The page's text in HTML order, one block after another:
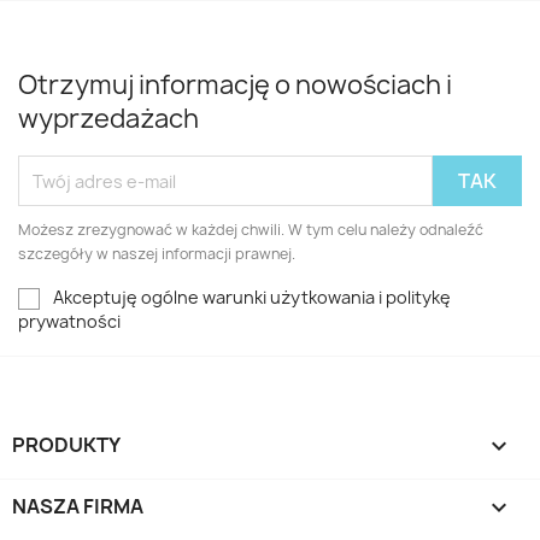
Otrzymuj informację o nowościach i
wyprzedażach
Możesz zrezygnować w każdej chwili. W tym celu należy odnaleźć
szczegóły w naszej informacji prawnej.
Akceptuję ogólne warunki użytkowania i politykę
prywatności
PRODUKTY 
NASZA FIRMA 